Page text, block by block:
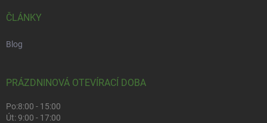
ČLÁNKY
Blog
PRÁZDNINOVÁ OTEVÍRACÍ DOBA
Po:8:00 - 15:00
Út:9:00 - 17:00